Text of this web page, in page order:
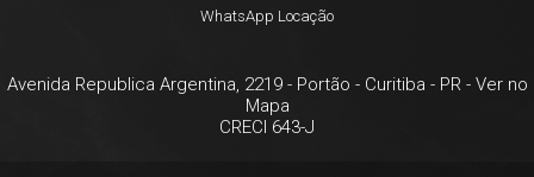
WhatsApp Locação
Avenida Republica Argentina, 2219- Portão - Curitiba - PR- Ver no
Mapa
CRECI 643-J